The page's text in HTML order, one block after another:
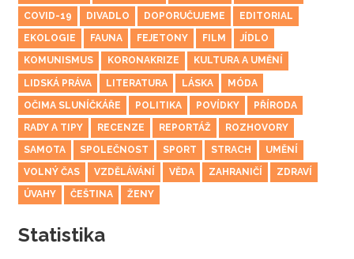
COVID-19 DIVADLO DOPORUČUJEME EDITORIAL
EKOLOGIE FAUNA FEJETONY FILM JÍDLO
KOMUNISMUS KORONAKRIZE KULTURA A UMĚNÍ
LIDSKÁ PRÁVA LITERATURA LÁSKA MÓDA
OČIMA SLUNÍČKÁŘE POLITIKA POVÍDKY PŘÍRODA
RADY A TIPY RECENZE REPORTÁŽ ROZHOVORY
SAMOTA SPOLEČNOST SPORT STRACH UMĚNÍ
VOLNÝ ČAS VZDĚLÁVÁNÍ VĚDA ZAHRANIČÍ ZDRAVÍ
ÚVAHY ČEŠTINA ŽENY
Statistika